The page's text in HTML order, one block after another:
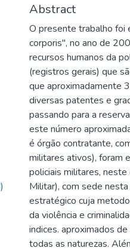
Abstract
O presente trabalho foi
corporis", no ano de
recursos humanos da
(registros gerais) que
que aproximadamente
diversas patentes e
passando para a
este número
é órgão contratante,
militares ativos), foram
policiais militares,
Militar), com sede
estratégico cuja
da violência e
indices. aproximados
todas as naturezas.